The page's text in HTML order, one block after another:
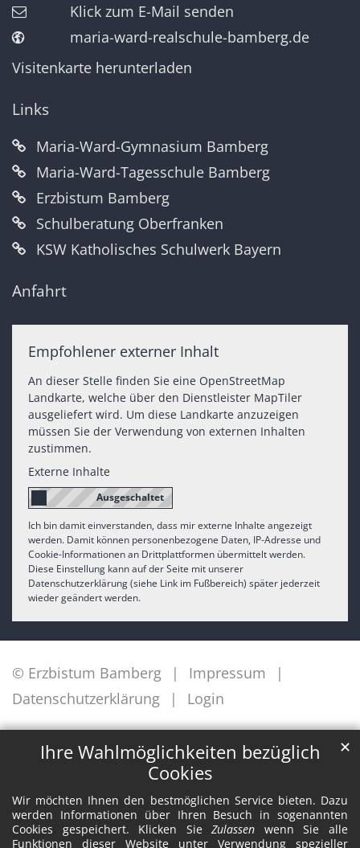
Ihre Wahlmöglichkeiten bezüglich
Cookies
Wir möchten Ihnen den bestmöglichen Service bieten. Dazu
werden Informationen über Ihren Besuch in sogenannten
Cookies gespeichert. Klicken SieZulassen wenn Sie alle
Funktionen dieser Website unter Verwendung spezieller
✕
Klick zum E-Mail senden
maria-ward-realschule-bamberg.de
Visitenkarte herunterladen
Links
Maria-Ward-Gymnasium Bamberg
Maria-Ward-Tagesschule Bamberg
Erzbistum Bamberg
Schulberatung Oberfranken
KSW Katholisches Schulwerk Bayern
Anfahrt
Empfohlener externer Inhalt
An dieser Stelle finden Sie eine OpenStreetMap
Landkarte, welche über den Dienstleister MapTiler
ausgeliefert wird. Um diese Landkarte anzuzeigen
müssen Sie der Verwendung von externen Inhalten
zustimmen.
Externe Inhalte
Ich bin damit einverstanden, dass mir externe Inhalte angezeigt
werden. Damit können personenbezogene Daten, IP-Adresse und
Cookie-Informationen an Drittplattformen übermittelt werden.
Diese Einstellung kann auf der Seite mit unserer
Datenschutzerklärung (siehe Link im Fußbereich) später jederzeit
wieder geändert werden.
© Erzbistum Bamberg
Impressum
Datenschutzerklärung
Login